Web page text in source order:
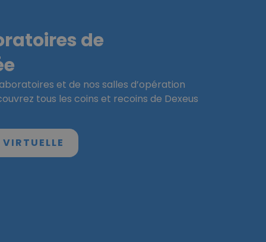
de
et de nos salles d’opération
tous les coins et recoins de Dexeus